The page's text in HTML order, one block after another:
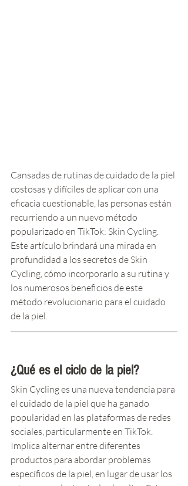
Cansadas de rutinas de cuidado de la piel
costosas y difíciles de aplicar con una
eficacia cuestionable, las personas están
recurriendo a un nuevo método
popularizado en TikTok: Skin Cycling.
Este artículo brindará una mirada en
profundidad a los secretos de Skin
Cycling, cómo incorporarlo a su rutina y
los numerosos beneficios de este
método revolucionario para el cuidado
de la piel.
¿Qué es el ciclo de la piel?
Skin Cycling es una nueva tendencia para
el cuidado de la piel que ha ganado
popularidad en las plataformas de redes
sociales, particularmente en TikTok.
Implica alternar entre diferentes
productos para abordar problemas
específicos de la piel, en lugar de usar los